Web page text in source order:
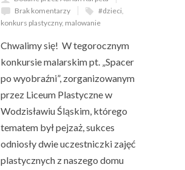
Brak komentarzy
#dzieci,
konkurs plastyczny, malowanie
Chwalimy się! W tegorocznym
konkursie malarskim pt. „Spacer
po wyobraźni”, zorganizowanym
przez Liceum Plastyczne w
Wodzisławiu Śląskim, którego
tematem był pejzaż, sukces
odniosły dwie uczestniczki zajęć
plastycznych z naszego domu